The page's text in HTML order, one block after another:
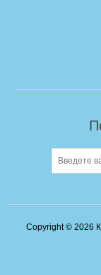
Copyright © 2026